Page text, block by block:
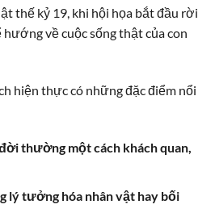
thế kỷ 19, khi hội họa bắt đầu rời
hướng về cuộc sống thật của con
hiện thực có những đặc điểm nổi
thường một cách khách quan,
lý tưởng hóa nhân vật hay bối